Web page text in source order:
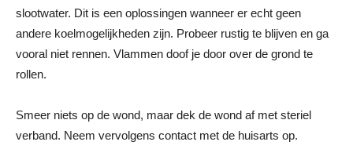
slootwater. Dit is een oplossingen wanneer er echt geen
andere koelmogelijkheden zijn. Probeer rustig te blijven en ga
vooral niet rennen. Vlammen doof je door over de grond te
rollen.
Smeer niets op de wond, maar dek de wond af met steriel
verband. Neem vervolgens contact met de huisarts op.